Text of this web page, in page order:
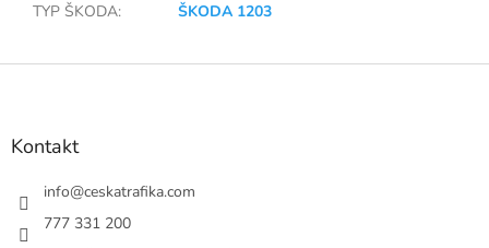
TYP ŠKODA: ŠKODA 1203
Z
Kontakt
info@ceskatrafika.com
777 331 200